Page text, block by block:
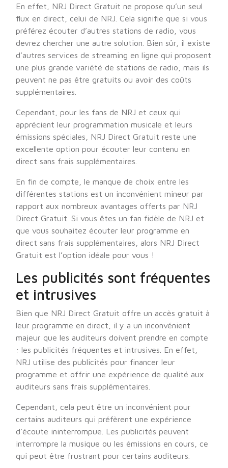
En effet, NRJ Direct Gratuit ne propose qu’un seul
flux en direct, celui de NRJ. Cela signifie que si vous
préférez écouter d’autres stations de radio, vous
devrez chercher une autre solution. Bien sûr, il existe
d’autres services de streaming en ligne qui proposent
une plus grande variété de stations de radio, mais ils
peuvent ne pas être gratuits ou avoir des coûts
supplémentaires.
Cependant, pour les fans de NRJ et ceux qui
apprécient leur programmation musicale et leurs
émissions spéciales, NRJ Direct Gratuit reste une
excellente option pour écouter leur contenu en
direct sans frais supplémentaires.
En fin de compte, le manque de choix entre les
différentes stations est un inconvénient mineur par
rapport aux nombreux avantages offerts par NRJ
Direct Gratuit. Si vous êtes un fan fidèle de NRJ et
que vous souhaitez écouter leur programme en
direct sans frais supplémentaires, alors NRJ Direct
Gratuit est l’option idéale pour vous !
Les publicités sont fréquentes
et intrusives
Bien que NRJ Direct Gratuit offre un accès gratuit à
leur programme en direct, il y a un inconvénient
majeur que les auditeurs doivent prendre en compte
: les publicités fréquentes et intrusives. En effet,
NRJ utilise des publicités pour financer leur
programme et offrir une expérience de qualité aux
auditeurs sans frais supplémentaires.
Cependant, cela peut être un inconvénient pour
certains auditeurs qui préfèrent une expérience
d’écoute ininterrompue. Les publicités peuvent
interrompre la musique ou les émissions en cours, ce
qui peut être frustrant pour certains auditeurs.